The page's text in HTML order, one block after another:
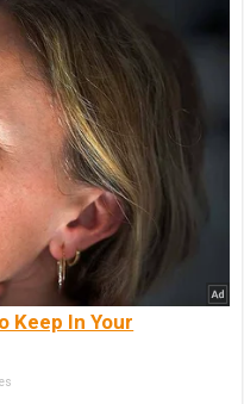
Keep In Your